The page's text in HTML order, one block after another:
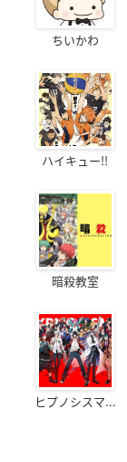
ちいかわ
ハイキュー!!
暗殺教室
ヒプノシスマ...